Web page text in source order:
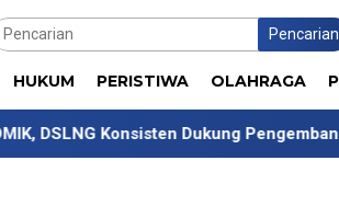
Pencarian
HUKUM PERISTIWA OLAHRAGA
Konsisten Dukung Pengembangan